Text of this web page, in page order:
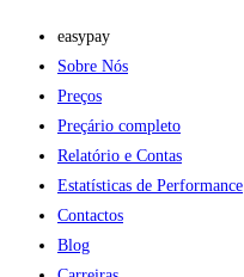
easypay
Sobre Nós
Preços
Preçário completo
Relatório e Contas
Estatísticas de Performance
Contactos
Blog